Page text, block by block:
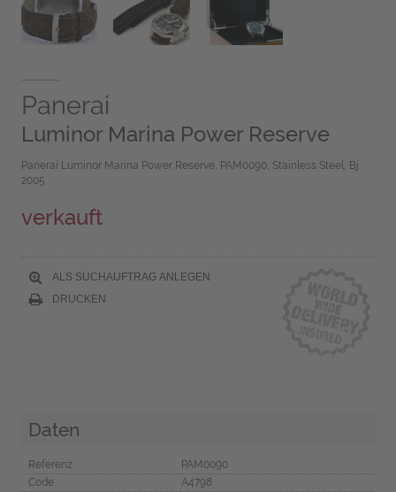
Panerai
Luminor Marina Power Reserve
Panerai Luminor Marina Power Reserve, PAM0090, Stainless Steel, Bj.
2005
verkauft
ALS SUCHAUFTRAG ANLEGEN
DRUCKEN
Daten
Referenz
PAM0090
Code
A4798